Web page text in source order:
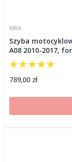
MRA
Szyba
A08 2010-2017,
789,00 zł